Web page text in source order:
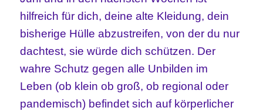
hilfreich für dich, deine alte Kleidung, dein
bisherige Hülle abzustreifen, von der du nur
dachtest, sie würde dich schützen. Der
wahre Schutz gegen alle Unbilden im
Leben (ob klein ob groß, ob regional oder
pandemisch) befindet sich auf körperlicher